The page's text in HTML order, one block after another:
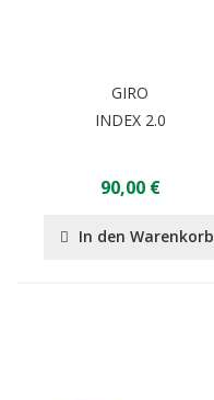
GIRO
INDEX 2.0
90,00 €
In den Warenkorb